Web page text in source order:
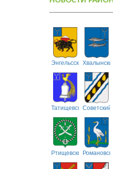
Энгельсский
ТатищевскийСоветский
Ртищевский